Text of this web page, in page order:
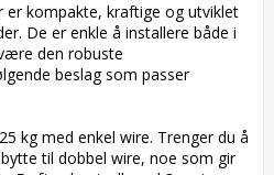
er kompakte, kraftige og utviklet
De er enkle å installere både i
den robuste
beslag som passer
kg med enkel wire. Trenger du å
til dobbel wire, noe som gir